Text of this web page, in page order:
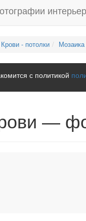
- потолки
с политикой
—